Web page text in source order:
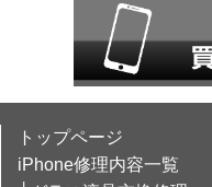
トップページ
iPhone修理内容一覧